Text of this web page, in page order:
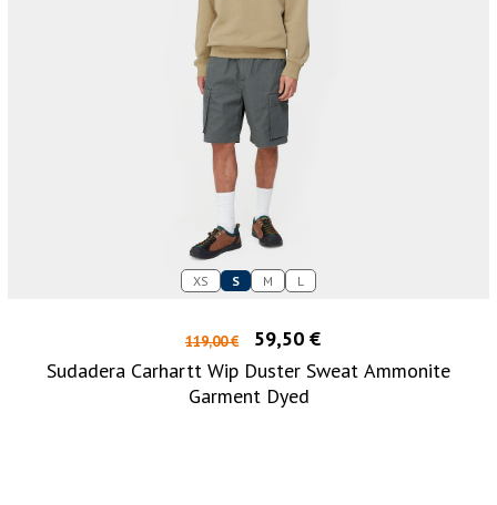
XS S M L
119,00 €
59,50 €
Sudadera Carhartt Wip Duster Sweat Ammonite
Garment Dyed